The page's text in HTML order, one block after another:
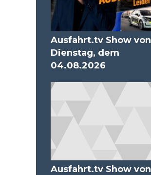
Ausfahrt.tv Show von
Dienstag, dem
04.08.2026
Ausfahrt.tv Show von